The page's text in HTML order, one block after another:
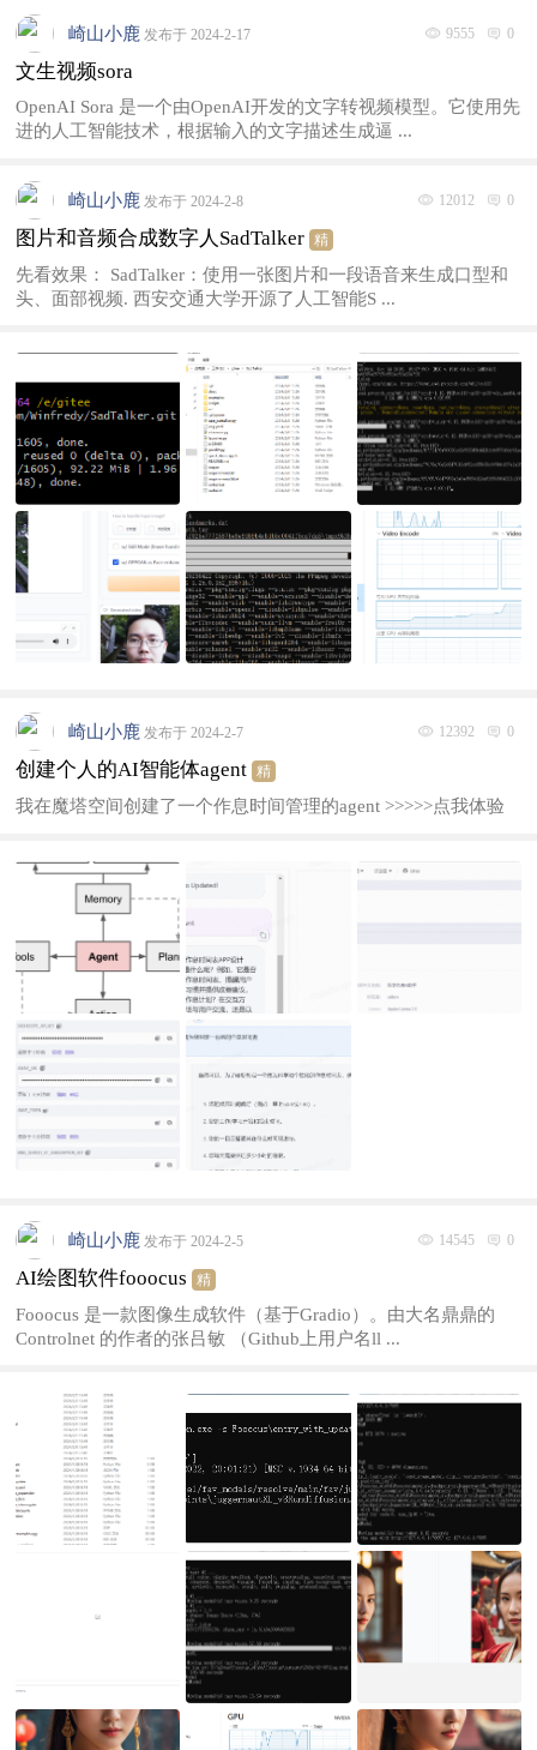
9555 0
崎山小鹿 发布于 2024-2-17
文生视频sora
OpenAI Sora 是一个由OpenAI开发的文字转视频模型。它使用先
进的人工智能技术，根据输入的文字描述生成逼 ...
12012 0
崎山小鹿 发布于 2024-2-8
图片和音频合成数字人SadTalker 精
先看效果： SadTalker：使用一张图片和一段语音来生成口型和
头、面部视频. 西安交通大学开源了人工智能S ...
12392 0
崎山小鹿 发布于 2024-2-7
创建个人的AI智能体agent 精
我在魔塔空间创建了一个作息时间管理的agent >>>>>点我体验
14545 0
崎山小鹿 发布于 2024-2-5
AI绘图软件fooocus 精
Fooocus 是一款图像生成软件（基于Gradio）。由大名鼎鼎的
Controlnet 的作者的张吕敏 （Github上用户名ll ...